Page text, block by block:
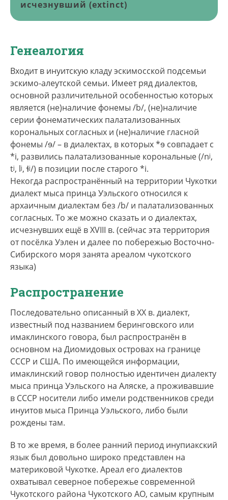
исчезнувший (extinct)
Генеалогия
Входит в инуитскую кладу эскимосской подсемьи
эскимо-алеутской семьи. Имеет ряд диалектов,
основной различительной особенностью которых
является (не)наличие фонемы /b/, (не)наличие
серии фонематических палатализованных
корональных согласных и (не)наличие гласной
фонемы /ɘ/ – в диалектах, в которых *ɘ совпадает с
*і, развились палатализованные корональные (/nʲ,
tʲ, lʲ, ɬʲ/) в позиции после старого *і.
Некогда распространённый на территории Чукотки
диалект мыса принца Уэльского относился к
архаичным диалектам без /b/ и палатализованных
согласных. То же можно сказать и о диалектах,
исчезнувших ещё в XVIII в. (сейчас эта территория
от посёлка Уэлен и далее по побережью Восточно-
Сибирского моря занята ареалом чукотского
языка)
Распространение
Последовательно описанный в ХХ в. диалект,
известный под названием беринговского или
имаклинского говора, был распространён в
основном на Диомидовых островах на границе
СССР и США. По имеющейся информации,
имаклинский говор полностью идентичен диалекту
мыса принца Уэльского на Аляске, а проживавшие
в СССР носители либо имели родственников среди
инуитов мыса Принца Уэльского, либо были
рождены там.
В то же время, в более ранний период инупиакский
язык был довольно широко представлен на
материковой Чукотке. Ареал его диалектов
охватывал северное побережье современной
Чукотского района Чукотского АО, самым крупным